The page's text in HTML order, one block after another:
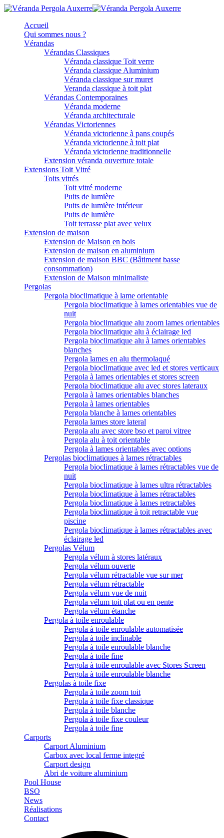
Accueil
Qui sommes nous ?
Vérandas
Vérandas Classiques
Véranda classique Toit verre
Véranda classique Aluminium
Véranda classique sur muret
Veranda classique à toit plat
Vérandas Contemporaines
Véranda moderne
Véranda architecturale
Vérandas Victoriennes
Véranda victorienne à pans coupés
Véranda victorienne à toit plat
Véranda victorienne traditionnelle
Extension véranda ouverture totale
Extensions Toit Vitré
Toits vitrés
Toit vitré moderne
Puits de lumière
Puits de lumière intérieur
Puits de lumière
Toit terrasse plat avec velux
Extension de maison
Extension de Maison en bois
Extension de maison en aluminium
Extension de maison BBC (Bâtiment basse
consommation)
Extension de Maison minimaliste
Pergolas
Pergola bioclimatique à lame orientable
Pergola bioclimatique à lames orientables vue de
nuit
Pergola bioclimatique alu zoom lames orientables
Pergola bioclimatique alu à éclairage led
Pergola bioclimatique alu à lames orientables
blanches
Pergola lames en alu thermolaqué
Pergola bioclimatique avec led et stores verticaux
Pergola à lames orientables et stores screen
Pergola bioclimatique alu avec stores lateraux
Pergola à lames orientables blanches
Pergola à lames orientables
Pergola blanche à lames orientables
Pergola lames store lateral
Pergola alu avec store bso et paroi vitree
Pergola alu à toit orientable
Pergola à lames orientables avec options
Pergolas bioclimatiques à lames rétractables
Pergola bioclimatique à lames rétractables vue de
nuit
Pergola bioclimatique à lames ultra rétractables
Pergola bioclimatique à lames rétractables
Pergola bioclimatique à lames retractables
Pergola bioclimatique à toit retractable vue
piscine
Pergola bioclimatique à lames rétractables avec
éclairage led
Pergolas Vélum
Pergola vélum à stores latéraux
Pergola vélum ouverte
Pergola vélum rétractable vue sur mer
Pergola vélum rétractable
Pergola vélum vue de nuit
Pergola vélum toit plat ou en pente
Pergola vélum étanche
Pergola à toile enroulable
Pergola à toile enroulable automatisée
Pergola à toile inclinable
Pergola à toile enroulable blanche
Pergola à toile fine
Pergola à toile enroulable avec Stores Screen
Pergola à toile enroulable blanche
Pergolas à toile fixe
Pergola à toile zoom toit
Pergola à toile fixe classique
Pergola à toile blanche
Pergola à toile fixe couleur
Pergola à toile fine
Carports
Carport Aluminium
Carbox avec local ferme integré
Carport design
Abri de voiture aluminium
Pool House
BSO
News
Réalisations
Contact